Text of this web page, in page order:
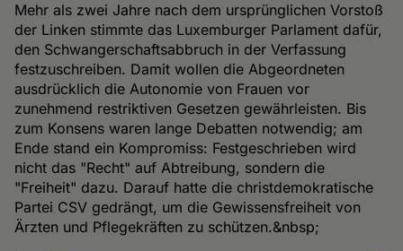
Mehr als zwei Jahre nach dem ursprünglichen Vorstoß
der Linken stimmte das Luxemburger Parlament dafür,
den Schwangerschaftsabbruch in der Verfassung
festzuschreiben. Damit wollen die Abgeordneten
ausdrücklich die Autonomie von Frauen vor
zunehmend restriktiven Gesetzen gewährleisten. Bis
zum Konsens waren lange Debatten notwendig; am
Ende stand ein Kompromiss: Festgeschrieben wird
nicht das "Recht" auf Abtreibung, sondern die
"Freiheit" dazu. Darauf hatte die christdemokratische
Partei CSV gedrängt, um die Gewissensfreiheit von
Ärzten und Pflegekräften zu schützen.&nbsp;